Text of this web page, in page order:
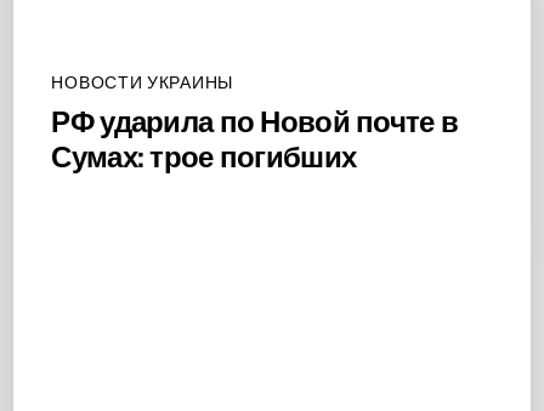
НОВОСТИ УКРАИНЫ
РФ ударила по Новой почте в
Сумах: трое погибших